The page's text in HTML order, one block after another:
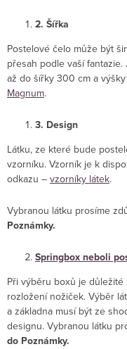
2. Šířka
Postelové čelo může být
přesah podle vaší
až do šířky 300 cm a
Magnum.
3. Design
Látku, ze které bude
vzorníku. Vzorník je k
odkazu – vzorníky látek.
Vybranou látku prosíme
Poznámky.
Springbox neboli
Při výběru boxů je
rozložení nožiček. Výběr
a základna musí být ze
designu. Vybranou látku
do Poznámky.